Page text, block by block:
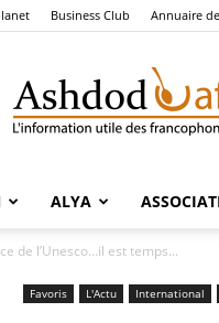
Business Club Annuaire
ALYA
de l’Unesco…il est temps...
Favoris L'Actu International